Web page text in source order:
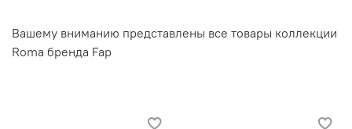
Вашему вниманию представлены все товары коллекции
Roma бренда Fap